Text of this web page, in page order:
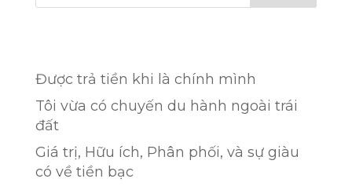
Được trả tiền khi là chính mình
Tôi vừa có chuyến du hành ngoài trái
đất
Giá trị, Hữu ích, Phân phối, và sự giàu
có về tiền bạc